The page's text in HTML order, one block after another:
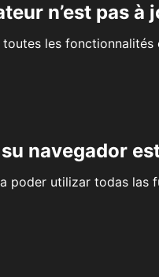
n’est pas à
les
navegador
poder utilizar todas las